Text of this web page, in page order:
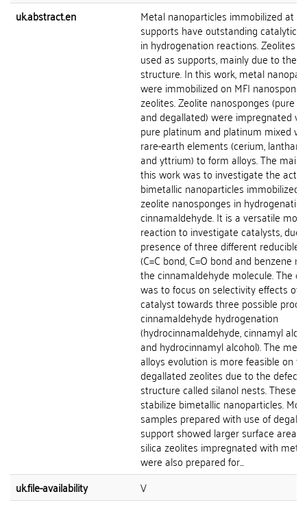
uk.abstract.en
Metal nanoparticles immobilized at
supports have outstanding catalytic
in hydrogenation reactions. Zeolites
used as supports, mainly due to their
structure. In this work, metal
were immobilized on MFI nanosponge
zeolites. Zeolite nanosponges (pure
and degallated) were impregnated
pure platinum and platinum mixed
rare-earth elements (cerium,
and yttrium) to form alloys. The main
this work was to investigate the
bimetallic nanoparticles immobilized
zeolite nanosponges in
cinnamaldehyde. It is a versatile
reaction to investigate catalysts, due
presence of three different reducible
(C=C bond, C=O bond and benzene
the cinnamaldehyde molecule. The
was to focus on selectivity effects of
catalyst towards three possible
cinnamaldehyde hydrogenation
(hydrocinnamaldehyde, cinnamyl
and hydrocinnamyl alcohol). The
alloys evolution is more feasible on
degallated zeolites due to the
structure called silanol nests. These
stabilize bimetallic nanoparticles.
samples prepared with use of
support showed larger surface areas.
silica zeolites impregnated with
were also prepared for...
uk.file-availability
V